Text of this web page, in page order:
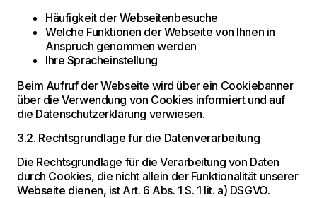
Häufigkeit der Webseitenbesuche
Welche Funktionen der Webseite von Ihnen in
Anspruch genommen werden
Ihre Spracheinstellung
Beim Aufruf der Webseite wird über ein Cookiebanner
über die Verwendung von Cookies informiert und auf
die Datenschutzerklärung verwiesen.
3.2. Rechtsgrundlage für die Datenverarbeitung
Die Rechtsgrundlage für die Verarbeitung von Daten
durch Cookies, die nicht allein der Funktionalität unserer
Webseite dienen, ist Art. 6 Abs. 1 S. 1 lit. a) DSGVO.